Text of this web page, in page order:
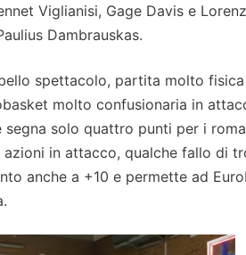
Viglianisi, Gage Davis e
Dambrauskas.
spettacolo, partita molto
molto confusionaria in
solo quattro punti per i
in attacco, qualche fallo di
anche a +10 e permette ad